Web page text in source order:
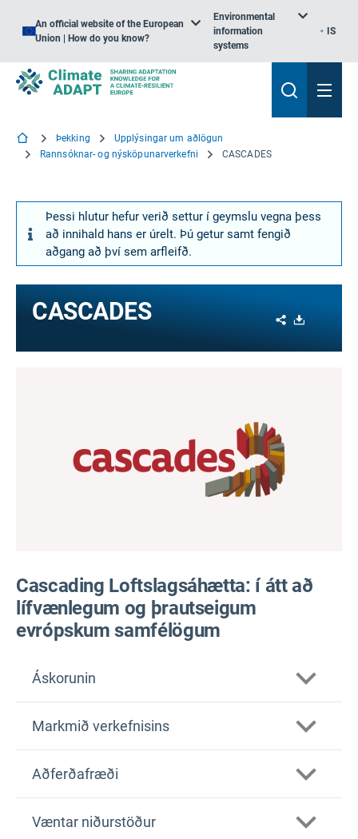
An official website of the European
Union | How do you know?
Environmental
information
systems
IS
Þekking
Upplýsingar um aðlögun
Rannsóknar- og nýsköpunarverkefni
CASCADES
Þessi hlutur hefur verið settur í geymslu vegna þess
að innihald hans er úrelt. Þú getur samt fengið
aðgang að því sem arfleifð.
CASCADES Share
Cascading Loftslagsáhætta: í átt að
lífvænlegum og þrautseigum
evrópskum samfélögum
Áskorunin
Markmið verkefnisins
Cascades
Aðferðafræði
Væntar niðurstöður